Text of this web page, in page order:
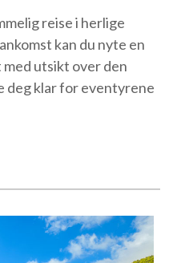
reise i herlige
kan du nyte en
utsikt over den
deg klar for eventyrene